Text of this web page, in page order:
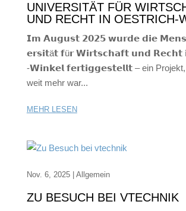
UNIVERSITÄT FÜR
UND RECHT IN OESTRICH-
𝗜𝗺 𝗔𝘂𝗴𝘂𝘀𝘁 𝟮𝟬𝟮𝟱 𝘄𝘂𝗿𝗱𝗲 𝗱𝗶𝗲
𝗲𝗿𝘀𝗶𝘁ä𝘁 𝗳ü𝗿 𝗪𝗶𝗿𝘁𝘀𝗰𝗵𝗮𝗳𝘁 𝘂𝗻𝗱 𝗥𝗲𝗰𝗵𝘁
-𝗪𝗶𝗻𝗸𝗲𝗹 𝗳𝗲𝗿𝘁𝗶𝗴𝗴𝗲𝘀𝘁𝗲𝗹𝗹𝘁 – ein
weit mehr war...
MEHR LESEN
ZU BESUCH BEI VTECHNIK
Nov. 6, 2025| Allgemein